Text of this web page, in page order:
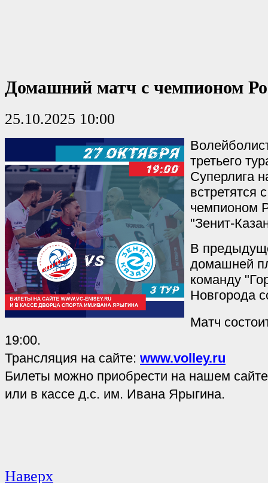
Домашний матч с чемпионом
25.10.2025 10:00
третьего
Суперлига
встретятся
чемпионом
"Зенит-
В
домашней
команду
Новгорода
Матч
19:00.
Трансляция на сайте: www.volley.ru
Билеты можно приобрести на нашем
или в кассе д.с. им. Ивана Ярыгина.
Наверх